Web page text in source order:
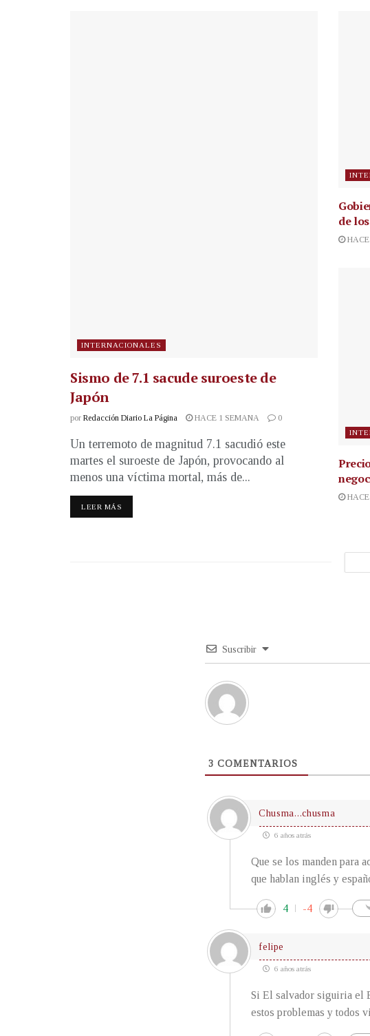
INTERNACIONALES
Sismo de 7.1 sacude suroeste de
Japón
por Redacción Diario La Página HACE 1 SEMANA 0
Un terremoto de magnitud 7.1 sacudió este
martes el suroeste de Japón, provocando al
menos una víctima mortal, más de...
LEER MÁS
de
HACE
HACE
Suscribir
3 COMENTARIOS
Chusma...chusma
6 años atrás
Que se los manden para
que hablan inglés y
4 -4
felipe
6 años atrás
Si El salvador siguiria el
estos problemas y todos